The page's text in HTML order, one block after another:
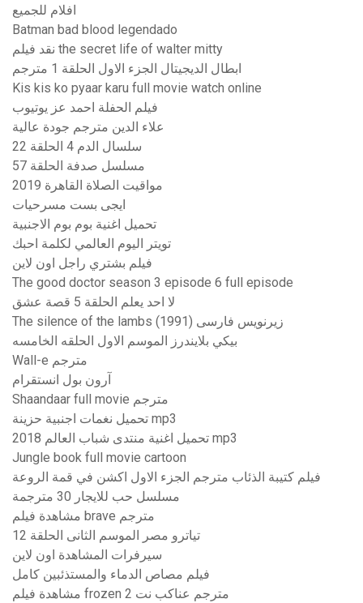
افلام للجميع
Batman bad blood legendado
نقد فیلم the secret life of walter mitty
ابطال الديجيتال الجزء الاول الحلقة 1 مترجم
Kis kis ko pyaar karu full movie watch online
فيلم الحفلة احمد عز يوتيوب
علاء الدين مترجم جودة عالية
سلسال الدم 4 الحلقة 22
مسلسل صدفة الحلقة 57
مواقيت الصلاة القاهرة 2019
ايجى بست مسرحيات
تحميل اغنية بوم بوم الاجنبية
تويتر اليوم العالمي لكلمة احبك
فيلم بشتري راجل اون لاين
The good doctor season 3 episode 6 full episode
لا احد يعلم الحلقة 5 قصة عشق
The silence of the lambs (1991) زیرنویس فارسی
بيكي بلايندرز الموسم الاول الحلقه الخامسه
Wall-e مترجم
آرون بول انستقرام
Shaandaar full movie مترجم
تحميل نغمات اجنبية حزينة mp3
تحميل اغنية منتدى شباب العالم 2018 mp3
Jungle book full movie cartoon
فيلم كتيبة الذئاب مترجم الجزء الاول اكشن في قمة الروعة
مسلسل حب للايجار 30 مترجمة
مشاهدة فيلم brave مترجم
تياترو مصر الموسم الثانى الحلقة 12
سيرفرات المشاهدة اون لاين
فيلم مصاص الدماء والمستذئبين كامل
مشاهدة فيلم frozen 2 مترجم عناكب نت